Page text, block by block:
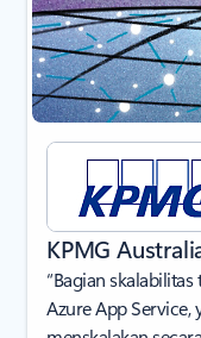
KPMG
“Bagian
Azure App